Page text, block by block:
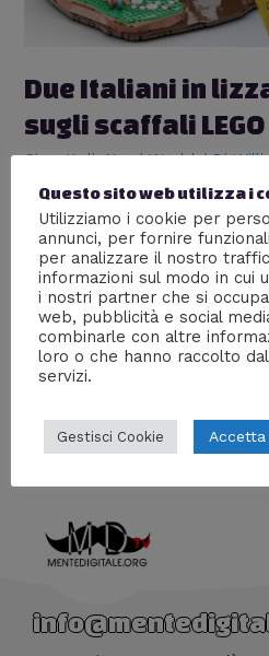
Due Italiani in
sugli scaffali LEGO
Giocattoli,Nerd World/ Di
Due miei amici hanno
bellissimo progetto dedicato
Cioccolato”. Se votiamo tutti
messo in produzione il primo
mattoncini. LEGO deve molto
posto tra i produttori mondiali
relazione con i propri
LEGO
Leggi altro »
Questo sito web utilizza i
Utilizziamo i cookie per
annunci, per fornire
per analizzare il nostro
informazioni sul modo in cui
i nostri partner che si
web, pubblicità e social
combinarle con altre
loro o che hanno raccolto
servizi.
Gestisci Cookie Accetta